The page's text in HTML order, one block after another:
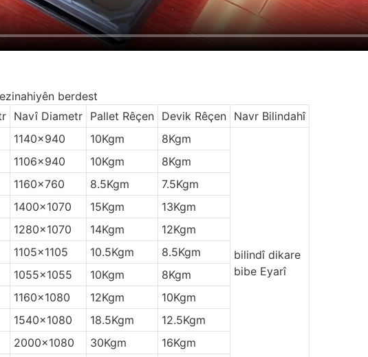
berdest
Navî Diametr Pallet Rêçen Devik Rêçen
Navr Bilindahî
1140×940 10Kgm 8Kgm
bilindî dikare
bibe Eyarî
1106×940 10Kgm
8Kgm
1160×760 8.5Kgm
7.5Kgm
1400×1070 15Kgm
13Kgm
1280×1070 14Kgm
12Kgm
1105×1105 10.5Kgm
8.5Kgm
1055×1055 10Kgm
8Kgm
1160×1080 12Kgm
10Kgm
1540×1080 18.5Kgm
12.5Kgm
2000×1080 30Kgm
16Kgm